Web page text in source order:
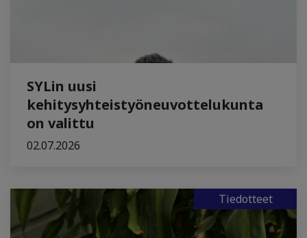
SYLin uusi
kehitysyhteistyöneuvottelukunta
on valittu
02.07.2026
Tiedotteet